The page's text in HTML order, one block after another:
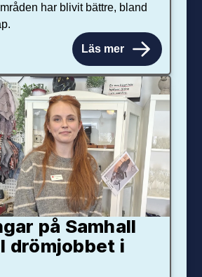
har blivit bättre, bland
Läs mer
på Sam­hall
dröm­jobbet i